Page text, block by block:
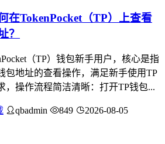
在TokenPocket（TP）上查看
？
（TP）钱包新手用户，核心是指
包地址的查看操作，满足新手使用TP
，操作流程简洁清晰：打开TP钱包...
qbadmin 849 2026-08-05